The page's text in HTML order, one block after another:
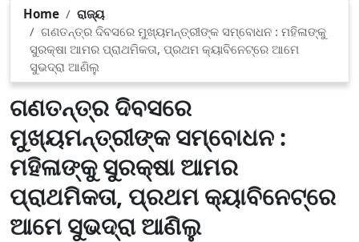
Home
ରାଜ୍ୟ
ଗଣତନ୍ତ୍ର ଦିବସରେ ମୁଖ୍ୟମନ୍ତ୍ରୀଙ୍କ ସମ୍ବୋଧନ : ମହିଳାଙ୍କୁ
ସୁରକ୍ଷା ଆମର ପ୍ରାଥମିକତା, ପ୍ରଥମ କ୍ୟାବିନେଟ୍‌ରେ ଆମେ
ସୁଭଦ୍ରା ଆଣିଲୁ
ଗଣତନ୍ତ୍ର ଦିବସରେ
ମୁଖ୍ୟମନ୍ତ୍ରୀଙ୍କ ସମ୍ବୋଧନ :
ମହିଳାଙ୍କୁ ସୁରକ୍ଷା ଆମର
ପ୍ରାଥମିକତା, ପ୍ରଥମ କ୍ୟାବିନେଟ୍‌ରେ
ଆମେ ସୁଭଦ୍ରା ଆଣିଲୁ